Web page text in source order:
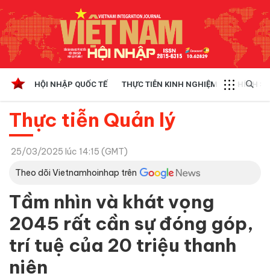
HỘI NHẬP QUỐC TẾ THỰC TIỄN KINH NGHIỆM CHÍNH
Thực tiễn Quản lý
25/03/2025 lúc 14:15 (GMT)
Theo dõi Vietnamhoinhap trên
Tầm nhìn và khát vọng
2045 rất cần sự đóng góp,
trí tuệ của 20 triệu thanh
niên